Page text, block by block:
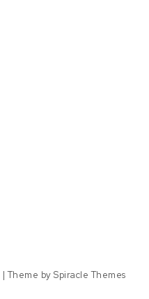
| Theme bySpiracle Themes